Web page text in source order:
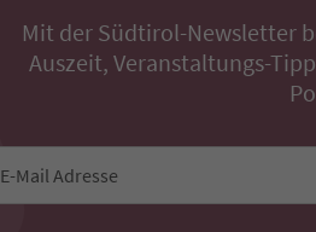
Mit der Südtirol-Newsletter
Auszeit, Veranstaltungs-
E-Mail Adresse